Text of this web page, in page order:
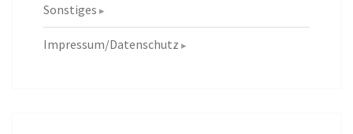
Sonstiges
Impressum/Datenschutz